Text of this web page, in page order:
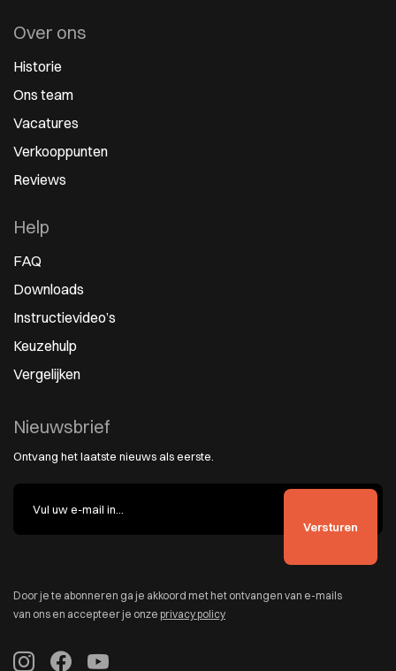
Over ons
Historie
Ons team
Vacatures
Verkooppunten
Reviews
Help
FAQ
Downloads
Instructievideo’s
Keuzehulp
Vergelijken
Nieuwsbrief
Ontvang het laatste nieuws als eerste.
Door je te abonneren ga je akkoord met het ontvangen van e-mails
van ons en accepteer je onze privacy policy